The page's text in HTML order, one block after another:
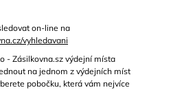
on-line na
vyhledavani
- Zásilkovna.sz výdejní místa
na jednom z výdejních míst
pobočku, která vám nejvíce